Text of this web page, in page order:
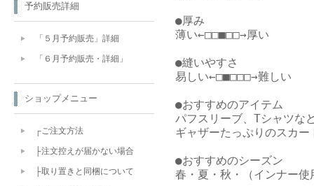
●厚み
薄い←□□■□□→厚い
●縫いやすさ
易しい←□■□□□→難しい
●おすすめのアイテム
パフスリーブ、Tシャツな
ギャザーたっぷりのスカ
●おすすめのシーズン
春・夏・秋・（インナー使
予約販売詳細
「５月予約販売」詳細
「６月予約販売・詳細」
ショップメニュー
┌ご注文方法
├注文控えが届かない場合
├取り置きと同梱について